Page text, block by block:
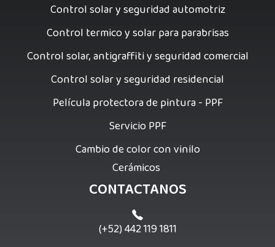
Control solar y seguridad automotriz
Control termico y solar para parabrisas
Control solar, antigraffiti y seguridad comercial
Control solar y seguridad residencial
Película protectora de pintura - PPF
Servicio PPF
Cambio de color con vinilo
Cerámicos
CONTACTANOS
(+52) 442 119 1811